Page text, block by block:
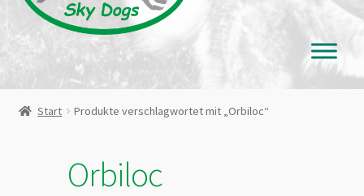
Start Produkte verschlagwortet mit „Orbiloc“
Orbiloc